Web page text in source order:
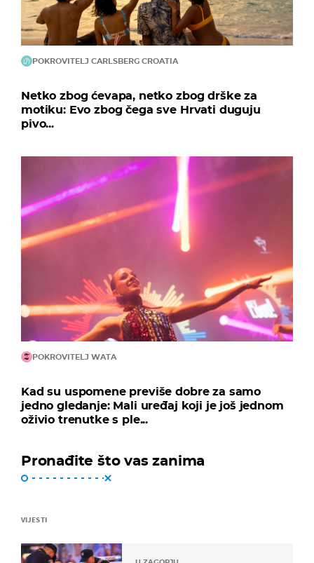
POKROVITELJ CARLSBERG CROATIA
Netko zbog ćevapa, netko zbog drške za
motiku: Evo zbog čega sve Hrvati duguju
pivo...
POKROVITELJ WATA
Kad su uspomene previše dobre za samo
jedno gledanje: Mali uređaj koji je još jednom
oživio trenutke s ple...
Pronađite što vas zanima
VIJESTI